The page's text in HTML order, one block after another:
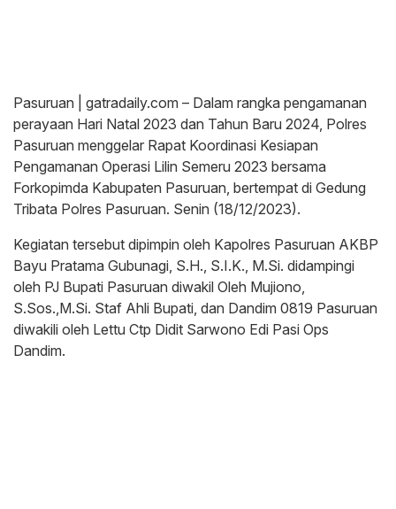
Pasuruan | gatradaily.com – Dalam rangka pengamanan
perayaan Hari Natal 2023 dan Tahun Baru 2024, Polres
Pasuruan menggelar Rapat Koordinasi Kesiapan
Pengamanan Operasi Lilin Semeru 2023 bersama
Forkopimda Kabupaten Pasuruan, bertempat di Gedung
Tribata Polres Pasuruan. Senin (18/12/2023).
Kegiatan tersebut dipimpin oleh Kapolres Pasuruan AKBP
Bayu Pratama Gubunagi, S.H., S.I.K., M.Si. didampingi
oleh PJ Bupati Pasuruan diwakil Oleh Mujiono,
S.Sos.,M.Si. Staf Ahli Bupati, dan Dandim 0819 Pasuruan
diwakili oleh Lettu Ctp Didit Sarwono Edi Pasi Ops
Dandim.